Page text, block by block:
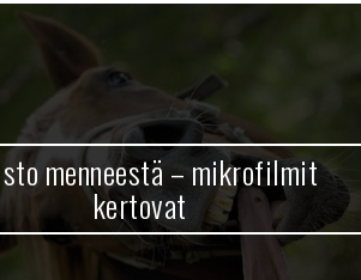
menneestä – mikrofilmit
kertovat